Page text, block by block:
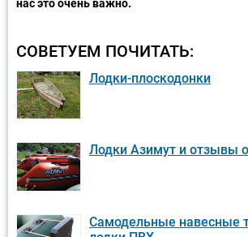
нас это очень важно.
СОВЕТУЕМ ПОЧИТАТЬ:
Лодки-плоскодонки
Лодки Азимут и отзывы
Самодельные навесные